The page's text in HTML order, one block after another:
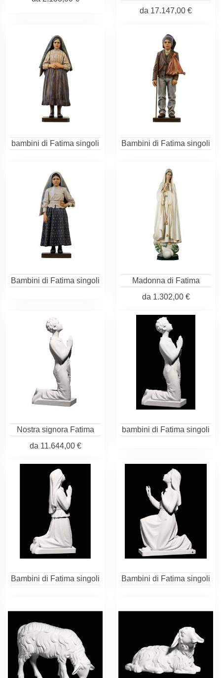
da 17.147,00 €
bambini di Fatima singoli Bambini di Fatima singoli
Bambini di Fatima singoli
Madonna di Fatima
da 1.302,00 €
Nostra signora Fatima
da 11.644,00 €
bambini di Fatima singoli
Bambini di Fatima singoli Bambini di Fatima singoli